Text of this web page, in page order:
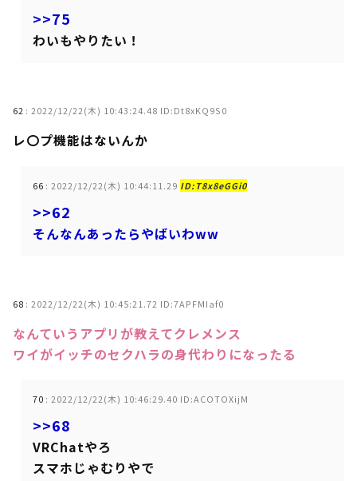
>>75
わいもやりたい！
62 : 2022/12/22(木) 10:43:24.48 ID:Dt8xKQ9S0
レ〇プ機能はないんか
66 : 2022/12/22(木) 10:44:11.29 ID:T8x8eGGi0
>>62
そんなんあったらやばいわww
68 : 2022/12/22(木) 10:45:21.72 ID:7APFMIaf0
なんていうアプリが教えてクレメンス
ワイがイッチのセクハラの身代わりになったる
70 : 2022/12/22(木) 10:46:29.40 ID:ACOTOXijM
>>68
VRChatやろ
スマホじゃむりやで